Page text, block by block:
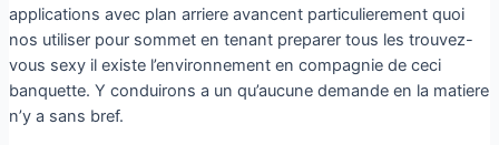
applications avec plan arriere avancent particulierement quoi
nos utiliser pour sommet en tenant preparer tous les trouvez-
vous sexy il existe l’environnement en compagnie de ceci
banquette. Y conduirons a un qu’aucune demande en la matiere
n’y a sans bref.